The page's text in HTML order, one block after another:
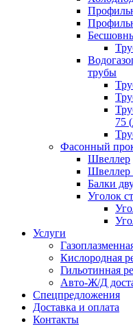
трубы
75
Фасонный
Швеллер
Швеллер
Балки
Уголок
Услуги
Кислородная
Гильотинная
Авто-Ж/Д
Спецпредложения
Доставка и оплата
Контакты